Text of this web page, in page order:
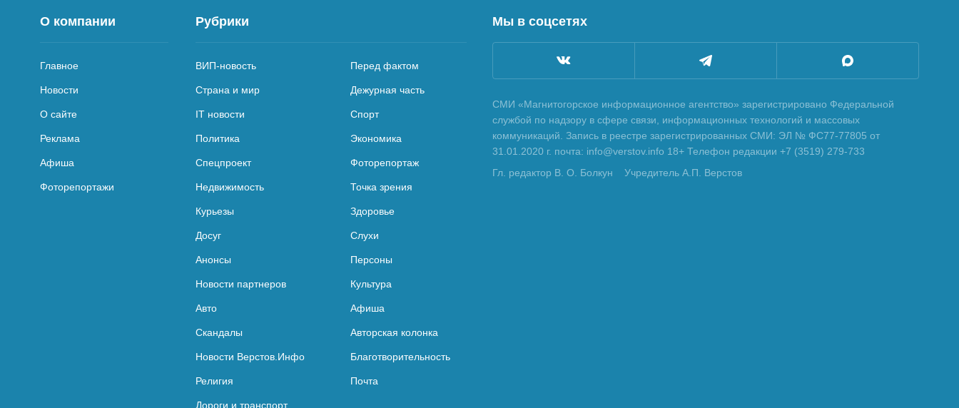
О компании
Главное
Новости
О сайте
Реклама
Афиша
Фоторепортажи
Рубрики
ВИП-новость Перед фактом
Страна и мир Дежурная часть
IT новости Спорт
Политика Экономика
Спецпроект Фоторепортаж
Недвижимость Точка зрения
Курьезы Здоровье
Досуг Слухи
Анонсы Персоны
Новости партнеров Культура
Авто Афиша
Скандалы Авторская колонка
Новости Верстов.Инфо Благотворительность
Религия Почта
Дороги и транспорт
Мы в соцсетях
СМИ «Магнитогорское информационное агентство» зарегистрировано Федеральной
службой по надзору в сфере связи, информационных технологий и массовых
коммуникаций. Запись в реестре зарегистрированных СМИ: ЭЛ № ФС77-77805 от
31.01.2020 г. почта: info@verstov.info 18+ Телефон редакции +7 (3519) 279-733
Гл. редактор В. О. Болкун
Учредитель А.П. Верстов